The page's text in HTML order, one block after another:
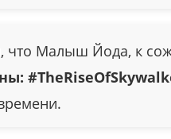
что Малыш Йода, к
#